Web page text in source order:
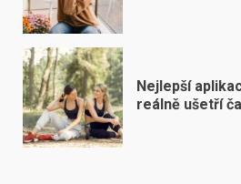
Nejlepší
reálně ušetří